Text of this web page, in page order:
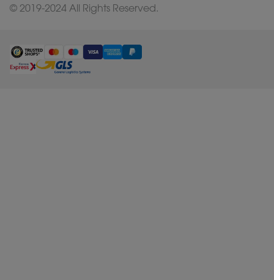
© 2019-2024 All Rights Reserved.